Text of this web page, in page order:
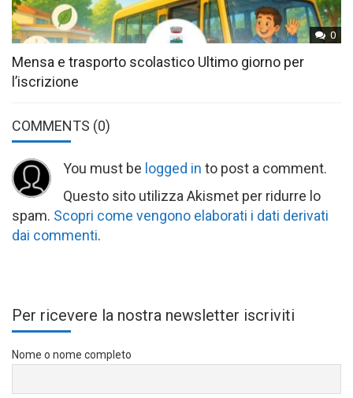
0
Mensa e trasporto scolastico Ultimo giorno per
l’iscrizione
COMMENTS (0)
You must be logged in to post a comment.
Questo sito utilizza Akismet per ridurre lo
spam. Scopri come vengono elaborati i dati derivati
dai commenti.
Per ricevere la nostra newsletter iscriviti
Nome o nome completo